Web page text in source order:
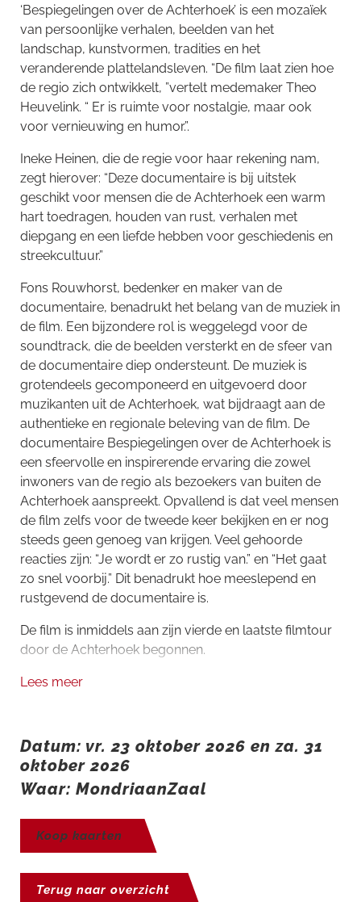
‘Bespiegelingen over de Achterhoek’ is een mozaïek
van persoonlijke verhalen, beelden van het
landschap, kunstvormen, tradities en het
veranderende plattelandsleven. “De film laat zien hoe
de regio zich ontwikkelt, ”vertelt medemaker Theo
Heuvelink. “ Er is ruimte voor nostalgie, maar ook
voor vernieuwing en humor.”.
Ineke Heinen, die de regie voor haar rekening nam,
zegt hierover: “Deze documentaire is bij uitstek
geschikt voor mensen die de Achterhoek een warm
hart toedragen, houden van rust, verhalen met
diepgang en een liefde hebben voor geschiedenis en
streekcultuur.”
Fons Rouwhorst, bedenker en maker van de
documentaire, benadrukt het belang van de muziek in
de film. Een bijzondere rol is weggelegd voor de
soundtrack, die de beelden versterkt en de sfeer van
de documentaire diep ondersteunt. De muziek is
grotendeels gecomponeerd en uitgevoerd door
muzikanten uit de Achterhoek, wat bijdraagt aan de
authentieke en regionale beleving van de film. De
documentaire Bespiegelingen over de Achterhoek is
een sfeervolle en inspirerende ervaring die zowel
inwoners van de regio als bezoekers van buiten de
Achterhoek aanspreekt. Opvallend is dat veel mensen
de film zelfs voor de tweede keer bekijken en er nog
steeds geen genoeg van krijgen. Veel gehoorde
reacties zijn: “Je wordt er zo rustig van.” en “Het gaat
zo snel voorbij.” Dit benadrukt hoe meeslepend en
rustgevend de documentaire is.
De film is inmiddels aan zijn vierde en laatste filmtour
door de Achterhoek begonnen.
Lees meer
Datum: vr. 23 oktober 2026 en za. 31
oktober 2026
Waar: MondriaanZaal
Koop kaarten
Terug naar overzicht